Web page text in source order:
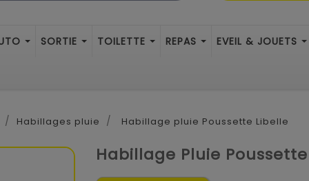
SORTIE TOILETTE REPAS EVEIL & JOUETS
Habillages pluie Habillage pluie Poussette Libelle
Habillage Pluie